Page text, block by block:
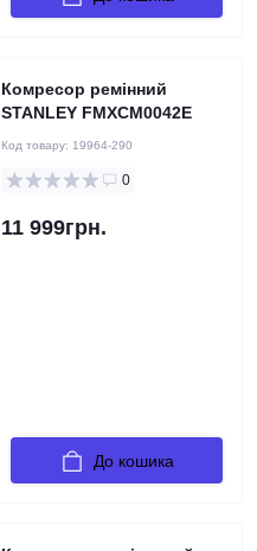
Комресор ремінний
STANLEY FMXCM0042E
Код товару: 19964-290
0
11 999грн.
До кошика